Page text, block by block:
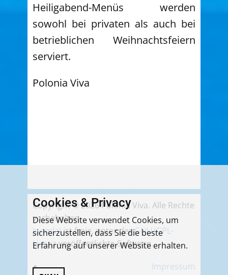
Heiligabend-Menüs werden
sowohl bei privaten als auch bei
betrieblichen Weihnachtsfeiern
serviert.
Polonia Viva
Copyright © 2026 Polonia Viva. Alle Rechte
vorbehalten.
Joomla!ist freie, unter derGNU/GPL-
Lizenzveröffentlichte Software.
Impressum
Cookies & Privacy
Diese Website verwendet Cookies, um
sicherzustellen, dass Sie die beste
Erfahrung auf unserer Website erhalten.